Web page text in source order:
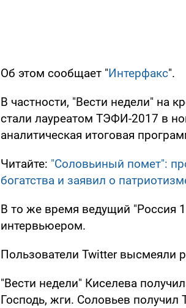
Об этом сообщает "Интерфакс".
В частности, "Вести недели" на
стали лауреатом ТЭФИ-2017 в
аналитическая итоговая
Читайте: "Соловьиный помет":
богатства и заявил о
В то же время ведущий "Россия
интервьюером.
Пользователи Twitter высмеяли
"Вести недели" Киселева
Господь, жги. Соловьев